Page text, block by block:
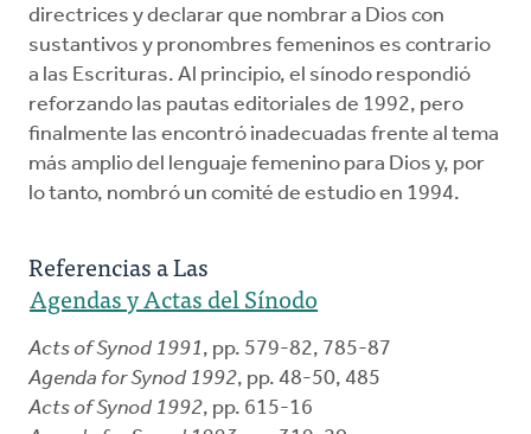
directrices y declarar que nombrar a Dios con
sustantivos y pronombres femeninos es contrario
a las Escrituras. Al principio, el sínodo respondió
reforzando las pautas editoriales de 1992, pero
finalmente las encontró inadecuadas frente al tema
más amplio del lenguaje femenino para Dios y, por
lo tanto, nombró un comité de estudio en 1994.
Referencias a Las
Agendas y Actas del Sínodo
Acts of Synod 1991, pp. 579-82, 785-87
Agenda for Synod 1992, pp. 48-50, 485
Acts of Synod 1992, pp. 615-16